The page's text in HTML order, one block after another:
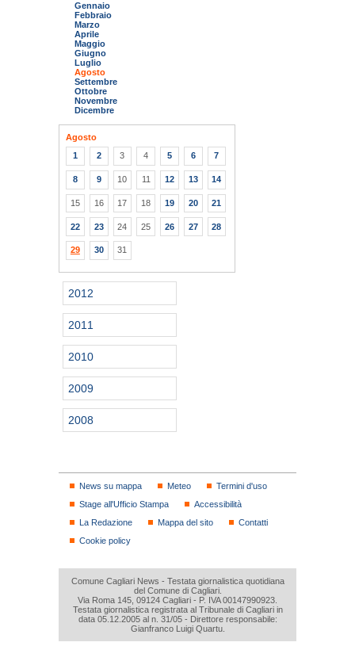
Gennaio
Febbraio
Marzo
Aprile
Maggio
Giugno
Luglio
Agosto
Settembre
Ottobre
Novembre
Dicembre
Agosto
1
2 3 4 5 6 7
8 9 10 11 12 13 14
15 16 17 18 19 20 21
22 23 24 25 26 27 28
29 30 31
2012
2011
2010
2009
2008
News su mappa Meteo
Termini d'uso
Stage all'Ufficio Stampa
Accessibilità
La Redazione
Mappa del sito
Contatti
Cookie policy
Comune Cagliari News - Testata giornalistica quotidiana
del Comune di Cagliari.
Via Roma 145, 09124 Cagliari - P. IVA 00147990923.
Testata giornalistica registrata al Tribunale di Cagliari in
data 05.12.2005 al n. 31/05 - Direttore responsabile:
Gianfranco Luigi Quartu.